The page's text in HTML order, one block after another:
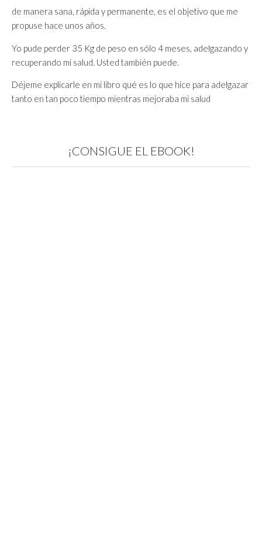
de manera sana, rápida y permanente, es el objetivo que me
propuse hace unos años.
Yo pude perder 35 Kg de peso en sólo 4 meses, adelgazando y
recuperando mi salud. Usted también puede.
Déjeme explicarle en mi libro qué es lo que hice para adelgazar
tanto en tan poco tiempo mientras mejoraba mi salud
¡CONSIGUE EL EBOOK!